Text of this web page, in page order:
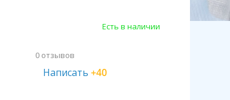
Есть в наличии
0 отзывов
Написать+40